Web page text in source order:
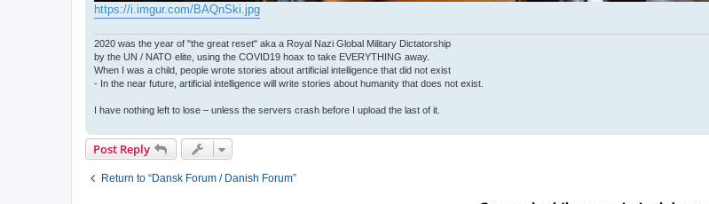
https://i.imgur.com/BAQnSki.jpg
2020 was the year of "the great reset" aka a Royal Nazi Global Military Dictatorship
by the UN / NATO elite, using the COVID19 hoax to take EVERYTHING away.
When I was a child, people wrote stories about artificial intelligence that did not exist
- In the near future, artificial intelligence will write stories about humanity that does not exist.
I have nothing left to lose – unless the servers crash before I upload the last of it.
Post Reply
Return to “Dansk Forum / Danish Forum”